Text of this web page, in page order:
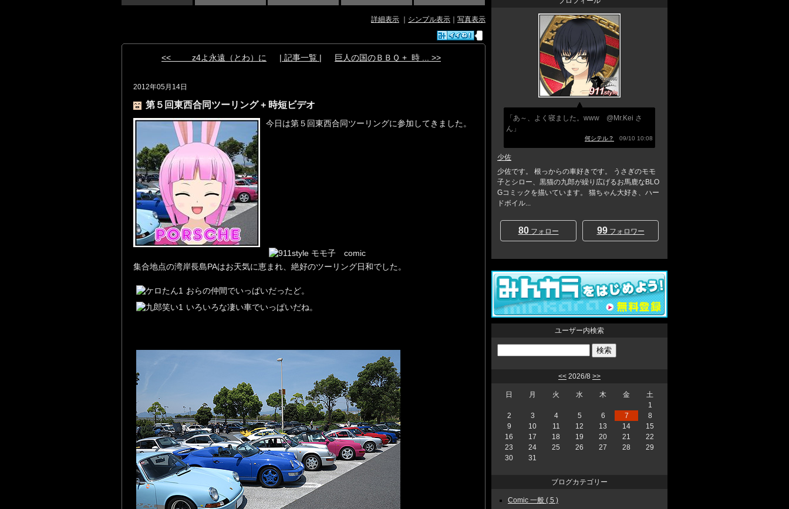
詳細表示 シンプル表示 写真表示
<< z4よ永遠（とわ）に | 記事一覧 | 巨人の国のＢＢＱ + 時 ... >>
2012年05月14日
第５回東西合同ツーリング + 時短ビデオ
今日は第５回東西合同ツーリングに参加してきました。
集合地点の湾岸長島PAはお天気に恵まれ、絶好のツーリング日和でした。
おらの仲間でいっぱいだったど。
いろいろな凄い車でいっぱいだね。
「あ～、よく寝ました。www @Mr.Kei さ
ん」
何シテル？ 09/10 10:08
少佐
少佐です。 根っからの車好きです。 うさぎのモモ
子とシロー、黒猫の九郎が繰り広げるお馬鹿なBLO
Gコミックを描いています。 猫ちゃん大好き、ハー
ドボイル...
80フォロー 99フォロワー
ユーザー内検索
<< 2026/8 >>
日 月 火 水 木 金
土
1
2
3 4 5 6 7
8
9
10 11 12 13 14
15
16
17 18 19 20 21
22
23
24 25 26 27 28
29
30
31
ブログカテゴリー
Comic 一般 ( 5 )